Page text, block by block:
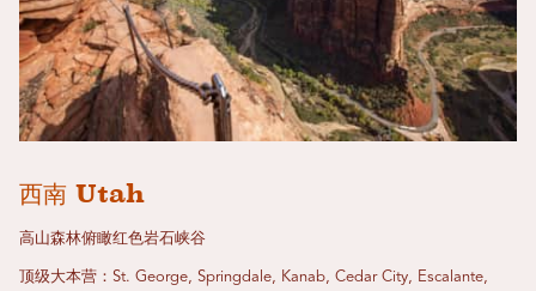
西南 Utah
高山森林俯瞰红色岩石峡谷
顶级大本营：St. George, Springdale, Kanab, Cedar City, Escalante,